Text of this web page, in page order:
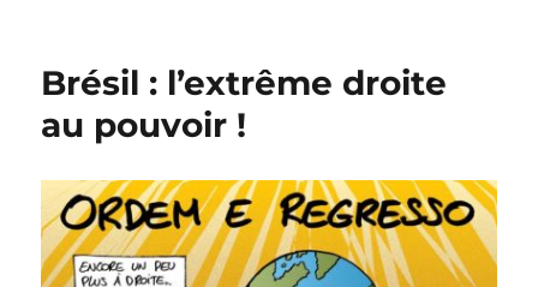
Brésil : l’extrême droite
au pouvoir !